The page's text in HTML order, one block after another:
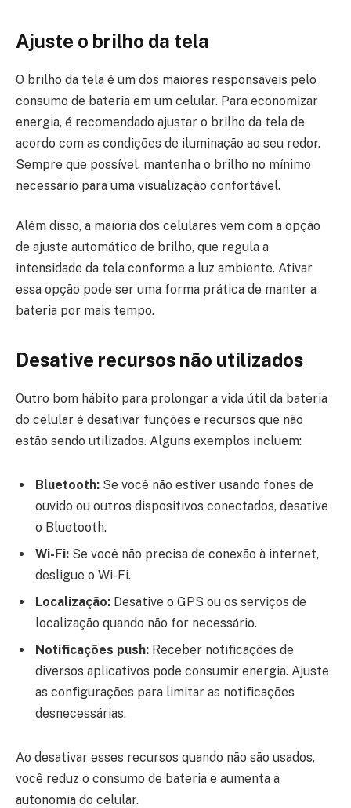
Ajuste o brilho da tela
O brilho da tela é um dos maiores responsáveis pelo
consumo de bateria em um celular. Para economizar
energia, é recomendado ajustar o brilho da tela de
acordo com as condições de iluminação ao seu redor.
Sempre que possível, mantenha o brilho no mínimo
necessário para uma visualização confortável.
Além disso, a maioria dos celulares vem com a opção
de ajuste automático de brilho, que regula a
intensidade da tela conforme a luz ambiente. Ativar
essa opção pode ser uma forma prática de manter a
bateria por mais tempo.
Desative recursos não utilizados
Outro bom hábito para prolongar a vida útil da bateria
do celular é desativar funções e recursos que não
estão sendo utilizados. Alguns exemplos incluem:
Bluetooth: Se você não estiver usando fones de
ouvido ou outros dispositivos conectados, desative
o Bluetooth.
Wi-Fi: Se você não precisa de conexão à internet,
desligue o Wi-Fi.
Localização: Desative o GPS ou os serviços de
localização quando não for necessário.
Notificações push: Receber notificações de
diversos aplicativos pode consumir energia. Ajuste
as configurações para limitar as notificações
desnecessárias.
Ao desativar esses recursos quando não são usados,
você reduz o consumo de bateria e aumenta a
autonomia do celular.